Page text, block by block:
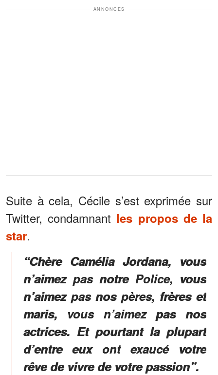
ANNONCES
Suite à cela, Cécile s’est exprimée sur
Twitter, condamnant les propos de la
star.
“Chère Camélia Jordana, vous
n’aimez pas notre Police, vous
n’aimez pas nos pères, frères et
maris, vous n’aimez pas nos
actrices. Et pourtant la plupart
d’entre eux ont exaucé votre
rêve de vivre de votre passion”.